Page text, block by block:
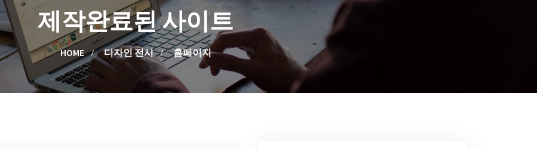
키워드광고
검색엔진등록
배너광고
프린트
광고
동영상
Korea
China
Other
질문 / 대답
News Center
제작완료된 사이트
HOME 디자인 전시 홈페이지